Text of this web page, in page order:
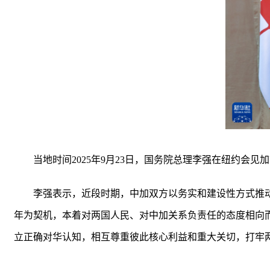
当地时间2025年9月23日，国务院总理李强在纽约会见
李强表示，近段时期，中加双方以务实和建设性方式
年为契机，本着对两国人民、对中加关系负责任的态度相
立正确对华认知，相互尊重彼此核心利益和重大关切，打牢